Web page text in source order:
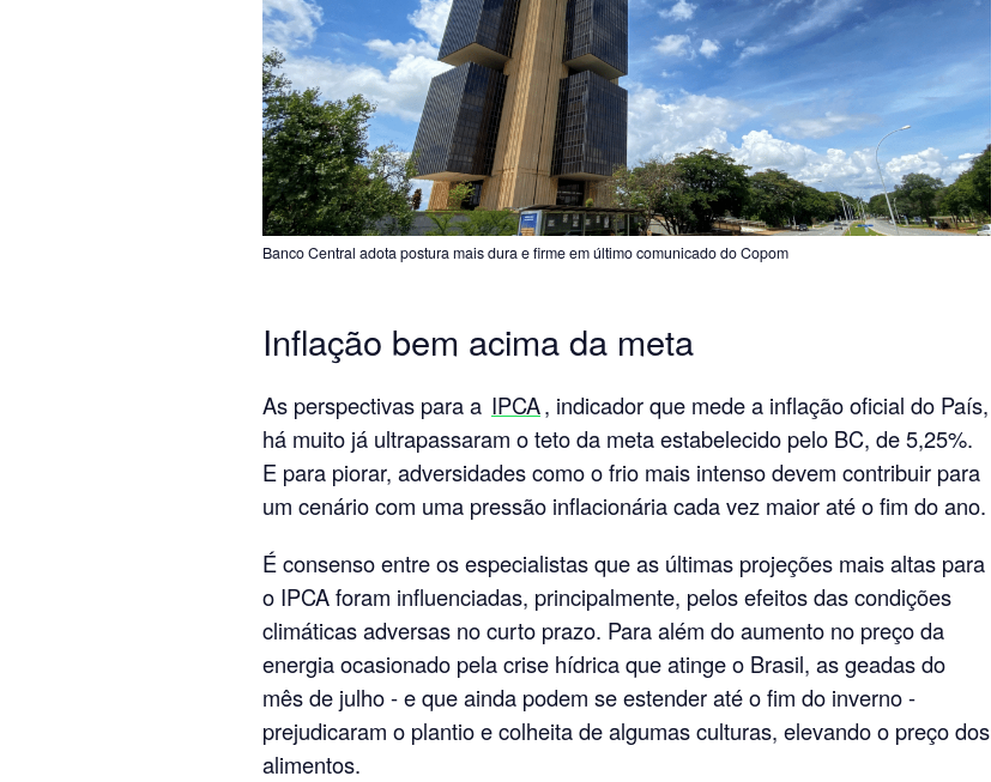
Banco Central adota postura mais dura e firme em último comunicado do Copom
Inflação bem acima da meta
As perspectivas para a IPCA, indicador que mede a inflação oficial do País,
há muito já ultrapassaram o teto da meta estabelecido pelo BC, de 5,25%.
E para piorar, adversidades como o frio mais intenso devem contribuir para
um cenário com uma pressão inflacionária cada vez maior até o fim do ano.
É consenso entre os especialistas que as últimas projeções mais altas para
o IPCA foram influenciadas, principalmente, pelos efeitos das condições
climáticas adversas no curto prazo. Para além do aumento no preço da
energia ocasionado pela crise hídrica que atinge o Brasil, as geadas do
mês de julho - e que ainda podem se estender até o fim do inverno -
prejudicaram o plantio e colheita de algumas culturas, elevando o preço dos
alimentos.